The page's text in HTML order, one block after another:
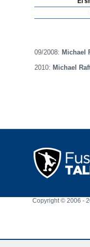
09/2008: Michael
2010: Michael
Copyright © 2006 -